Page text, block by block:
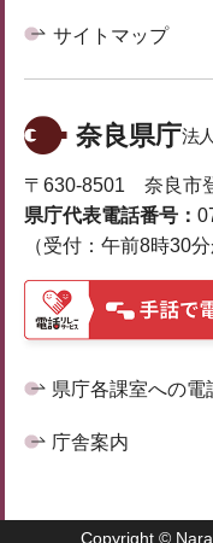
サイトマップ
奈良県庁法
〒630-8501 奈良市
県庁代表電話番号：
（受付：午前8時30
県庁各課室への電
庁舎案内
Copyright ©